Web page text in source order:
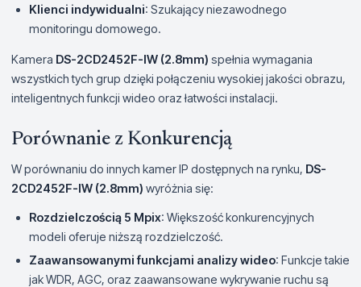
Klienci indywidualni: Szukający niezawodnego
monitoringu domowego.
Kamera DS-2CD2452F-IW (2.8mm) spełnia wymagania
wszystkich tych grup dzięki połączeniu wysokiej jakości obrazu,
inteligentnych funkcji wideo oraz łatwości instalacji.
Porównanie z Konkurencją
W porównaniu do innych kamer IP dostępnych na rynku, DS-
2CD2452F-IW (2.8mm) wyróżnia się:
Rozdzielczością 5 Mpix: Większość konkurencyjnych
modeli oferuje niższą rozdzielczość.
Zaawansowanymi funkcjami analizy wideo: Funkcje takie
jak WDR, AGC, oraz zaawansowane wykrywanie ruchu są